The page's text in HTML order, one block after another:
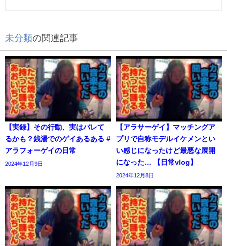
未分類の関連記事
【実録】その行動、実はバレて
るかも？銭湯でのゲイあるある #
アラフォーゲイの日常
2024年12月9日
【アラサーゲイ】マッチングア
プリで自称モデルイケメンとい
い感じになったけど最悪な展開
になった… 【日常vlog】
2024年12月8日